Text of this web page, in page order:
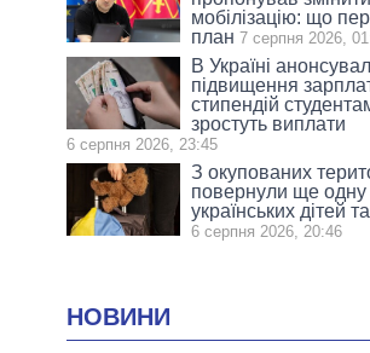
мобілізацію: що
план 7 серпня 2026,
В Україні
підвищення
стипендій
зростуть виплати
6 серпня 2026, 23:45
З окупованих
повернули ще одну
українських дітей та
6 серпня 2026, 20:46
НОВИНИ